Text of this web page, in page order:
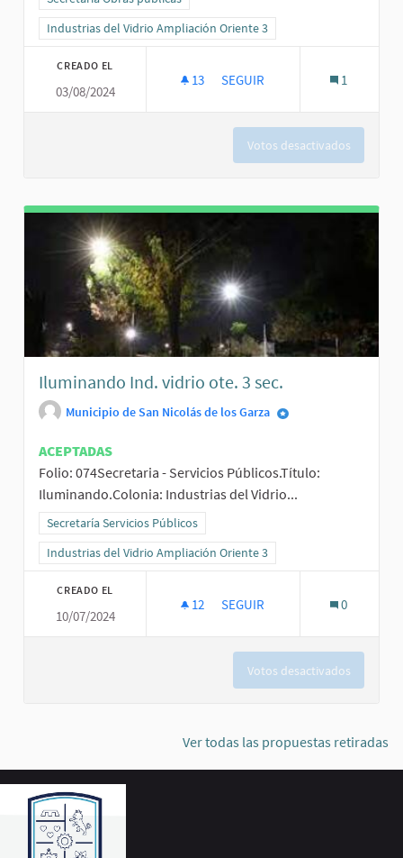
Resultados al filtrar por el ámbito: Industrias del Vidrio
Industrias del Vidrio Ampliación Oriente 3
CREADO EL
03/08/2024
13 13 SEGUIDORAS
SEGUIR 1
Votos desactivados
Iluminando Ind. vidrio ote. 3 sec.
Municipio de San Nicolás de los Garza
ACEPTADAS
Folio: 074Secretaria - Servicios Públicos.Título:
Iluminando.Colonia: Industrias del Vidrio...
Resultados al filtrar por la categoría: Secretaría Servicios Públicos
Secretaría Servicios Públicos
Resultados al filtrar por el ámbito: Industrias del Vidrio
Industrias del Vidrio Ampliación Oriente 3
CREADO EL
10/07/2024
12 12 SEGUIDORAS
SEGUIR 0
Votos desactivados
Ver todas las propuestas retiradas